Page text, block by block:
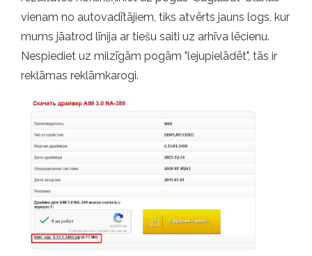
vienam no autovadītājiem, tiks atvērts jauns logs, kur
mums jāatrod līnija ar tiešu saiti uz arhīva lēcienu.
Nespiediet uz milzīgām pogām "lejupielādēt", tās ir
reklāmas reklāmkarogi.